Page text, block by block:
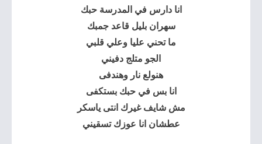
انا دارس في المدرسة حبك
سهران بليل قاعد جمبك
ما تحني عليا وعلي قلبي
الجو متلج دفيني
هنولع نار وهندفى
انا بس في حبك بستكفى
مش شايف غيرك انتى ياسكر
عطشان انا عوزك تسقيني